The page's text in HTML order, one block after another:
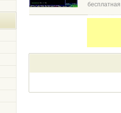
бесплатная